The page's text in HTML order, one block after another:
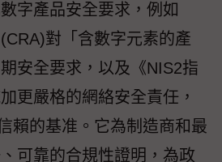
字產品安全要求，例如
對「含數字元素的產
安全要求，以及《NIS2指
更嚴格的網絡安全責任，
賴的基准。它為制造商和最
可靠的合規性證明，為政